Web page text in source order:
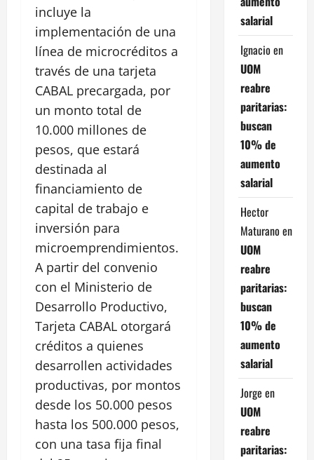
incluye la
implementación de una
línea de microcréditos a
través de una tarjeta
CABAL precargada, por
un monto total de
10.000 millones de
pesos, que estará
destinada al
financiamiento de
capital de trabajo e
inversión para
microemprendimientos.
A partir del convenio
con el Ministerio de
Desarrollo Productivo,
Tarjeta CABAL otorgará
créditos a quienes
desarrollen actividades
productivas, por montos
desde los 50.000 pesos
hasta los 500.000 pesos,
con una tasa fija final
salarial
Ignacio en
UOM
reabre
paritarias:
buscan
10% de
aumento
salarial
Hector
Maturano en
UOM
reabre
paritarias:
buscan
10% de
aumento
salarial
Jorge en
UOM
reabre
paritarias: